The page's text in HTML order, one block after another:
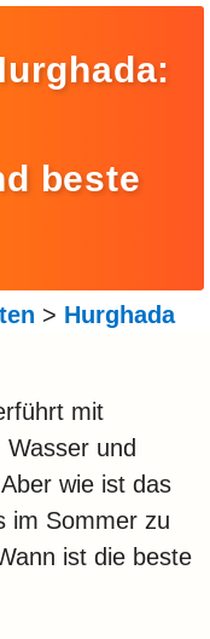
beste
> Hurghada
mit
und
wie ist das
im Sommer zu
ist die beste